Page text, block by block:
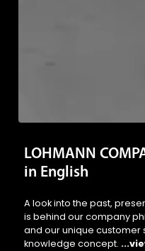
LOHMANN
in English
A look into the past,
is behind our company
and our unique customer
knowledge concept.